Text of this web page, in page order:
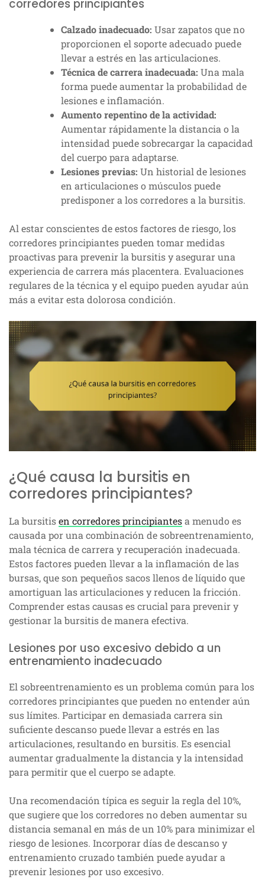
corredores principiantes
Calzado inadecuado: Usar zapatos que no
proporcionen el soporte adecuado puede
llevar a estrés en las articulaciones.
Técnica de carrera inadecuada: Una mala
forma puede aumentar la probabilidad de
lesiones e inflamación.
Aumento repentino de la actividad:
Aumentar rápidamente la distancia o la
intensidad puede sobrecargar la capacidad
del cuerpo para adaptarse.
Lesiones previas: Un historial de lesiones
en articulaciones o músculos puede
predisponer a los corredores a la bursitis.
Al estar conscientes de estos factores de riesgo, los
corredores principiantes pueden tomar medidas
proactivas para prevenir la bursitis y asegurar una
experiencia de carrera más placentera. Evaluaciones
regulares de la técnica y el equipo pueden ayudar aún
más a evitar esta dolorosa condición.
¿Qué causa la bursitis en
corredores principiantes?
La bursitisen corredores principiantesa menudo es
causada por una combinación de sobreentrenamiento,
mala técnica de carrera y recuperación inadecuada.
Estos factores pueden llevar a la inflamación de las
bursas, que son pequeños sacos llenos de líquido que
amortiguan las articulaciones y reducen la fricción.
Comprender estas causas es crucial para prevenir y
gestionar la bursitis de manera efectiva.
Lesiones por uso excesivo debido a un
entrenamiento inadecuado
El sobreentrenamiento es un problema común para los
corredores principiantes que pueden no entender aún
sus límites. Participar en demasiada carrera sin
suficiente descanso puede llevar a estrés en las
articulaciones, resultando en bursitis. Es esencial
aumentar gradualmente la distancia y la intensidad
para permitir que el cuerpo se adapte.
Una recomendación típica es seguir la regla del 10%,
que sugiere que los corredores no deben aumentar su
distancia semanal en más de un 10% para minimizar el
riesgo de lesiones. Incorporar días de descanso y
entrenamiento cruzado también puede ayudar a
prevenir lesiones por uso excesivo.